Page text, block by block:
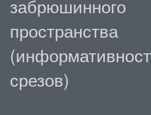
забрюшинного
пространства
срезов)